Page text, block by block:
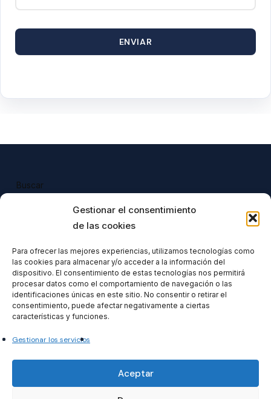
Gestionar el consentimiento
de las cookies
Para ofrecer las mejores experiencias, utilizamos tecnologías como
las cookies para almacenar y/o acceder a la información del
dispositivo. El consentimiento de estas tecnologías nos permitirá
procesar datos como el comportamiento de navegación o las
identificaciones únicas en este sitio. No consentir o retirar el
consentimiento, puede afectar negativamente a ciertas
características y funciones.
Gestionar los servicios
Aceptar
ENVIAR
Buscar
Todos nuestros productos tienen
incluido el IVA en su precio.